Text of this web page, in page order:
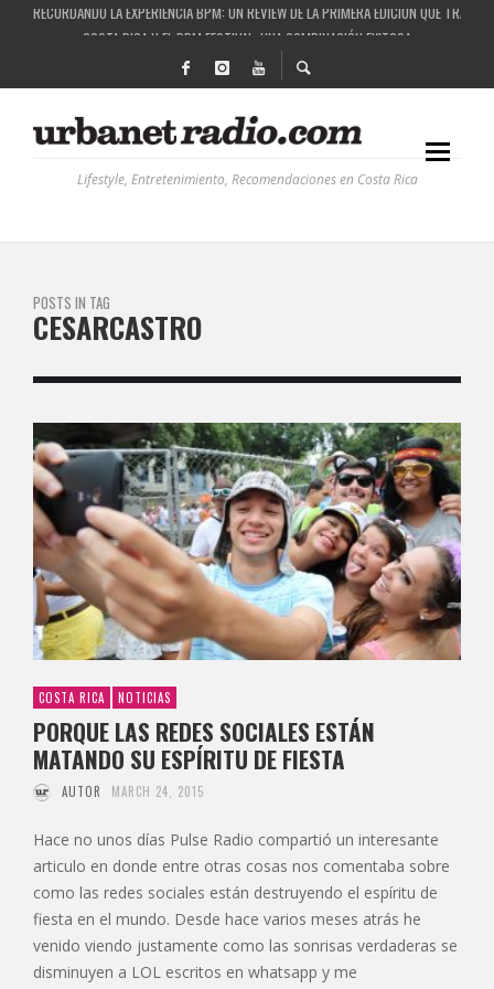
COSTA RICA Y EL BPM FESTIVAL: UNA COMBINACIÓN EXITOSA
RUTAS NATURBANAS: EL PROYECTO QUE ESTÁ TRANSFORMANDO LA CALIDAD DE
LA HISTORIA DETRÁS DE LA MÚSICA ELECTRÓNICA: BBC RADIOPHONIC WORKSHOP
Lifestyle, Entretenimiento, Recomendaciones en Costa Rica
POSTS IN TAG
CESARCASTRO
COSTA RICA NOTICIAS
PORQUE LAS REDES SOCIALES ESTÁN
MATANDO SU ESPÍRITU DE FIESTA
AUTOR MARCH 24, 2015
Hace no unos días Pulse Radio compartió un interesante
articulo en donde entre otras cosas nos comentaba sobre
como las redes sociales están destruyendo el espíritu de
fiesta en el mundo. Desde hace varios meses atrás he
venido viendo justamente como las sonrisas verdaderas se
disminuyen a LOL escritos en whatsapp y me